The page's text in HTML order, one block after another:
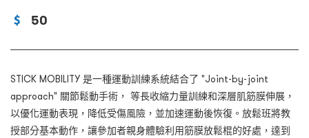
50
STICK MOBILITY 是一種運動訓練系統結合了 "Joint-by-joint
approach" 關節鬆動手術， 等長收縮力量訓練和深層肌筋膜伸展，
以優化運動表現，降低受傷風險，並加速運動後恢復。放鬆班將教
授部分基本動作，讓參加者親身體驗利用筋膜放鬆棍的好處，達到